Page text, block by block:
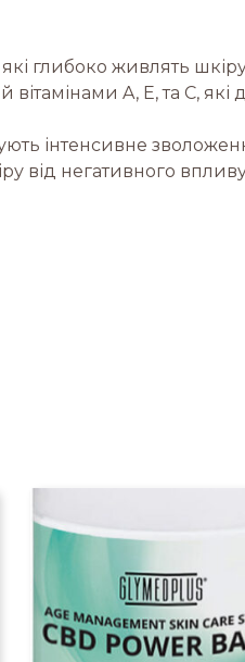
глибоко живлять
A, E, та C, які
інтенсивне
негативного впливу